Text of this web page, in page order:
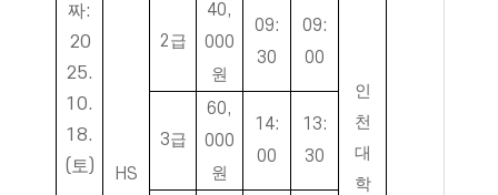
짜:
20
25.
10.
18.
( 토 )
HS
인
천
대
학
2급
40,
000
원
09:
30
09:
00
3급
60,
000
원
14:
00
13:
30